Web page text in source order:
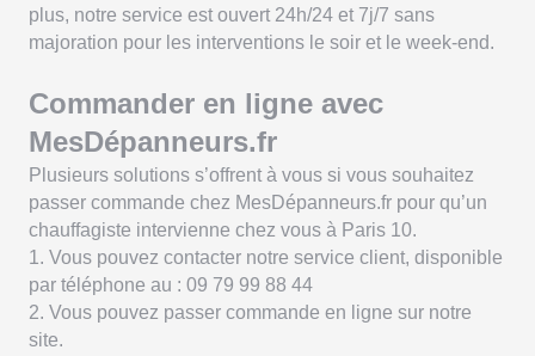
plus, notre service est ouvert 24h/24 et 7j/7 sans
majoration pour les interventions le soir et le week-end.
Commander en ligne avec
MesDépanneurs.fr
Plusieurs solutions s’offrent à vous si vous souhaitez
passer commande chez MesDépanneurs.fr pour qu’un
chauffagiste intervienne chez vous à Paris 10.
1. Vous pouvez contacter notre service client, disponible
par téléphone au : 09 79 99 88 44
2. Vous pouvez passer commande en ligne sur notre
site.